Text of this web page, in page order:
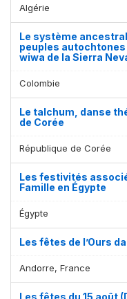
Algérie
Le système
peuples
wiwa de la Sierra
Colombie
Le talchum, danse
de Corée
République de Corée
Les festivités
Famille en Égypte
Égypte
Les fêtes de l’Ours
Andorre, France
Les fêtes du 15 août